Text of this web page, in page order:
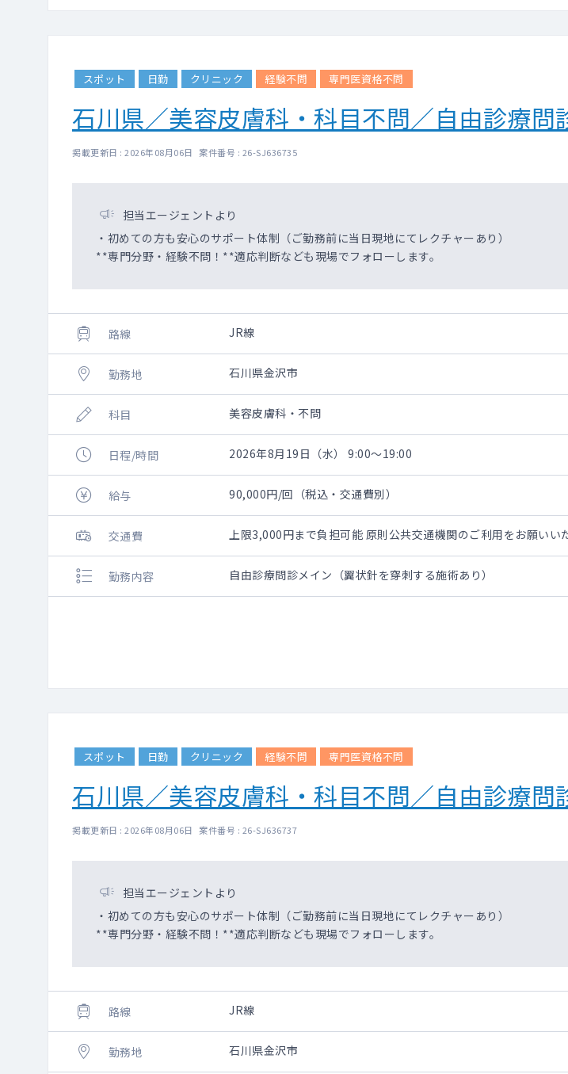
スポット 日勤 クリニック 経験不問 専門医資格不問
石川県／美容皮膚科・科目不問／自由診療問
掲載更新日 : 2026年08月06日 案件番号 : 26-SJ636735
担当エージェントより
・初めての方も安心のサポート体制（ご勤務前に当日現地にてレクチャーあり）
**専門分野・経験不問！**適応判断なども現場でフォローします。
路線 JR線
勤務地 石川県金沢市
科目 美容皮膚科・不問
日程/時間 2026年8月19日（水） 9:00～19:00
給与 90,000円/回（税込・交通費別）
交通費 上限3,000円まで負担可能 原則公共交通機関のご利用をお願い
勤務内容 自由診療問診メイン（翼状針を穿刺する施術あり）
スポット 日勤 クリニック 経験不問 専門医資格不問
石川県／美容皮膚科・科目不問／自由診療問
掲載更新日 : 2026年08月06日 案件番号 : 26-SJ636737
担当エージェントより
・初めての方も安心のサポート体制（ご勤務前に当日現地にてレクチャーあり）
**専門分野・経験不問！**適応判断なども現場でフォローします。
路線 JR線
勤務地 石川県金沢市